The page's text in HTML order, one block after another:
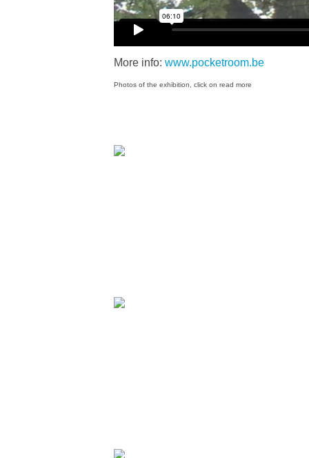
More info: www.pocketroom.be
Photos of the exhibition, click on read more